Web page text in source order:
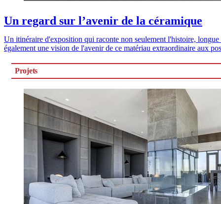
Un regard sur l’avenir de la céramique
Un itinéraire d'exposition qui raconte non seulement l'histoire, longue
également une vision de l'avenir de ce matériau extraordinaire aux
Projets